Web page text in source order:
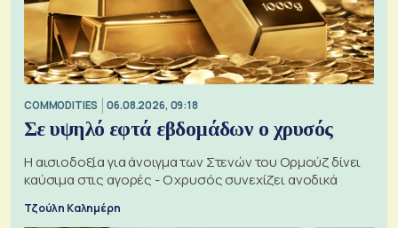
COMMODITIES 06.08.2026, 09:18
Σε υψηλό εφτά εβδομάδων ο χρυσός
Η αισιοδοξία για άνοιγμα των Στενών του Ορμούζ δίνει
καύσιμα στις αγορές - Ο χρυσός συνεχίζει ανοδικά
Τζούλη Καλημέρη